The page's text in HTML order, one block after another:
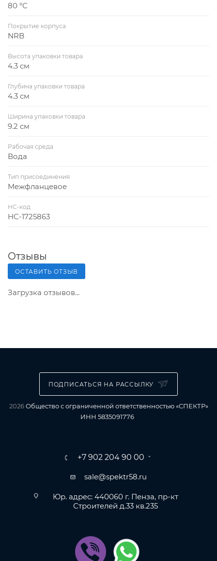
80 °С
Покрытие корпуса
NRB
Высота упаковки товара
4.3 см
Глубина упаковки товара
4.3 см
Ширина упаковки товара
9.2 см
Рабочая среда
Вода
Тип присоединения
Межфланцевое
НС-код
НС-1725863
Отзывы
ОСТАВИТЬ ОТЗЫВ
Загрузка отзывов...
ПОДПИСАТЬСЯ НА РАССЫЛКУ
2026Общество с ограниченной ответственностью «СПЕКТР»
ИНН 5835091776
+7 902 204 90 00
sale@spektr58.ru
Юр. адрес: 440060 г. Пенза, пр-кт
Строителей д.33 кв.235